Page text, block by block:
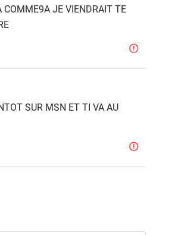
COMME9A JE VIENDRAIT TE
SUR MSN ET TI VA AU